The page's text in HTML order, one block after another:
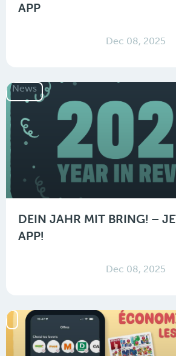
APP
Dec 08, 2025
News
DEIN JAHR MIT BRING! –
APP!
Dec 08, 2025